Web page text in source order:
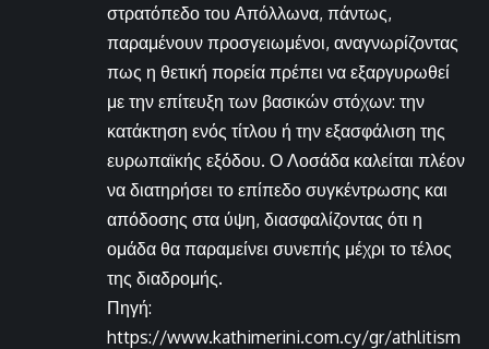
στρατόπεδο του Απόλλωνα, πάντως,
παραμένουν προσγειωμένοι, αναγνωρίζοντας
πως η θετική πορεία πρέπει να εξαργυρωθεί
με την επίτευξη των βασικών στόχων: την
κατάκτηση ενός τίτλου ή την εξασφάλιση της
ευρωπαϊκής εξόδου. Ο Λοσάδα καλείται πλέον
να διατηρήσει το επίπεδο συγκέντρωσης και
απόδοσης στα ύψη, διασφαλίζοντας ότι η
ομάδα θα παραμείνει συνεπής μέχρι το τέλος
της διαδρομής.
Πηγή:
https://www.kathimerini.com.cy/gr/athlitism